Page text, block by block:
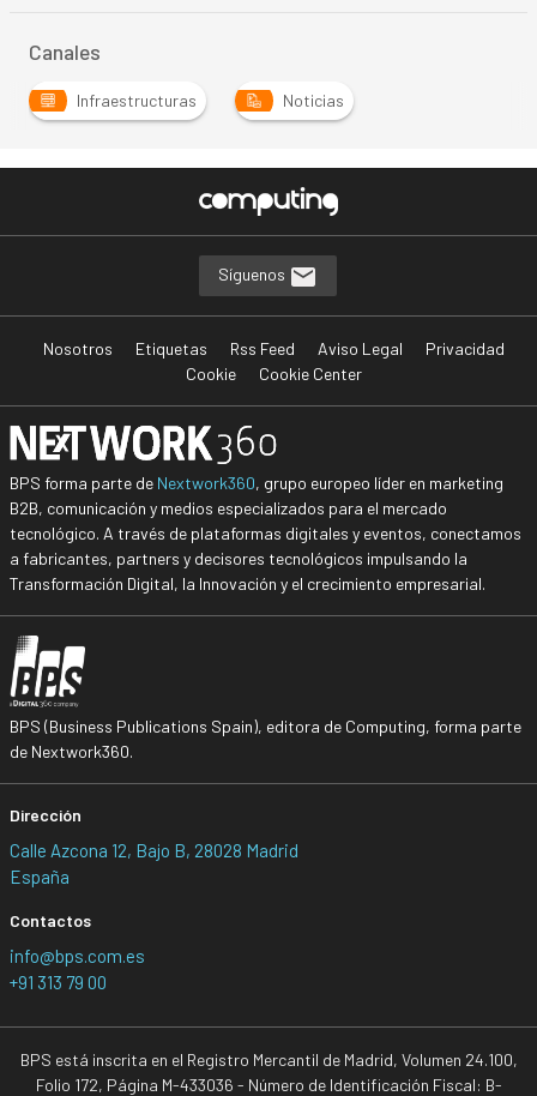
Canales
Infraestructuras Noticias
Síguenos
Nosotros Etiquetas Rss Feed Aviso Legal
Privacidad
Cookie
Cookie Center
BPS forma parte de Nextwork360, grupo europeo líder en marketing
B2B, comunicación y medios especializados para el mercado
tecnológico. A través de plataformas digitales y eventos, conectamos
a fabricantes, partners y decisores tecnológicos impulsando la
Transformación Digital, la Innovación y el crecimiento empresarial.
BPS (Business Publications Spain), editora de Computing, forma parte
de Nextwork360.
Dirección
Calle Azcona 12, Bajo B, 28028 Madrid
España
Contactos
info@bps.com.es
+91 313 79 00
BPS está inscrita en el Registro Mercantil de Madrid, Volumen 24.100,
Folio 172, Página M-433036 - Número de Identificación Fiscal: B-